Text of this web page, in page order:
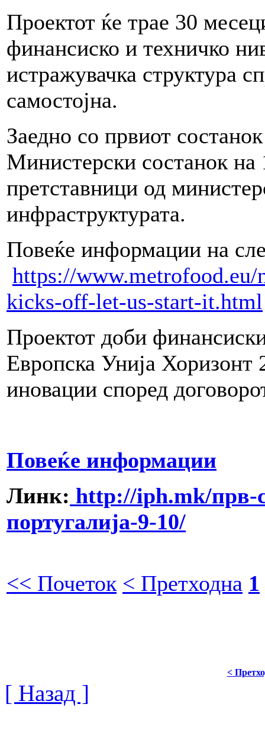
Проектот ќе трае 30
финансиско и техничко
истражувачка структура
самостојна.
Заедно со првиот
Министерски состанок на
претставници од
инфраструктурата.
Повеќе информации на
https://www.metrofood.eu/
kicks-off-let-us-start-it.html
Проектот доби
Европска Унија Хоризонт
иновации според
Повеќе информации
Линк: http://iph.mk/прв-
португалија-9-10/
<< Почеток < Претходна 1
<
[ Назад ]